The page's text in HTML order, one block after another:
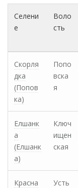
Селени
е
Воло
сть
Скорля
дка
(Попов
ка)
Попо
вска
я
Елшанк
а
(Елшанк
а)
Ключ
ищен
ская
Красна
Усть